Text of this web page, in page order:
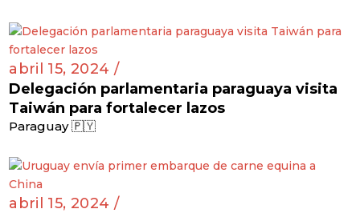
abril 15, 2024 /
Delegación parlamentaria paraguaya visita
Taiwán para fortalecer lazos
Paraguay 🇵🇾
abril 15, 2024 /